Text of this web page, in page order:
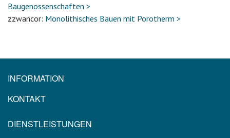
Baugenossenschaften >
zzwancor: Monolithisches Bauen mit Porotherm >
INFORMATION
KONTAKT
DIENSTLEISTUNGEN